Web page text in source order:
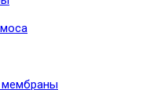
мембраны